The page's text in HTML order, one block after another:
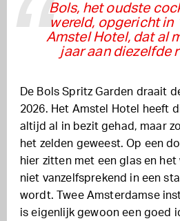
Bols, het oudste
wereld, opgericht in
Amstel Hotel, dat al
jaar aan diezelfde
De Bols Spritz Garden draait
2026. Het Amstel Hotel heeft
altijd al in bezit gehad, maar
het zelden geweest. Op een
hier zitten met een glas en
niet vanzelfsprekend in een
wordt. Twee Amsterdamse
is eigenlijk gewoon een goed